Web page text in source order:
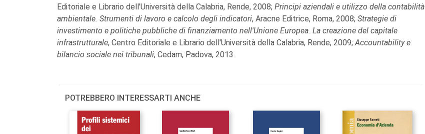
Editoriale e Librario dell'Università della Calabria, Rende, 2008; Principi aziendali e utilizzo della contabilità
ambientale. Strumenti di lavoro e calcolo degli indicatori, Aracne Editrice, Roma, 2008; Strategie di
investimento e politiche pubbliche di finanziamento nell'Unione Europea. La creazione del capitale
infrastrutturale, Centro Editoriale e Librario dell'Università della Calabria, Rende, 2009;Accountability e
bilancio sociale nei tribunali, Cedam, Padova, 2013.
POTREBBERO INTERESSARTI ANCHE